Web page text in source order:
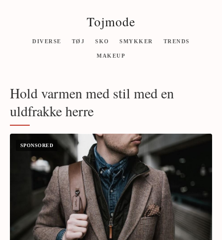
Tojmode
DIVERSE TØJ SKO SMYKKER TRENDS
MAKEUP
Hold varmen med stil med en
uldfrakke herre